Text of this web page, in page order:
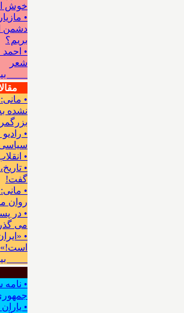
خوش
•
دشمن
بریم؟
•
شعر
•
نشده
•
•
•
گفت!
•
روان
• در
می
•
است!»
•
•